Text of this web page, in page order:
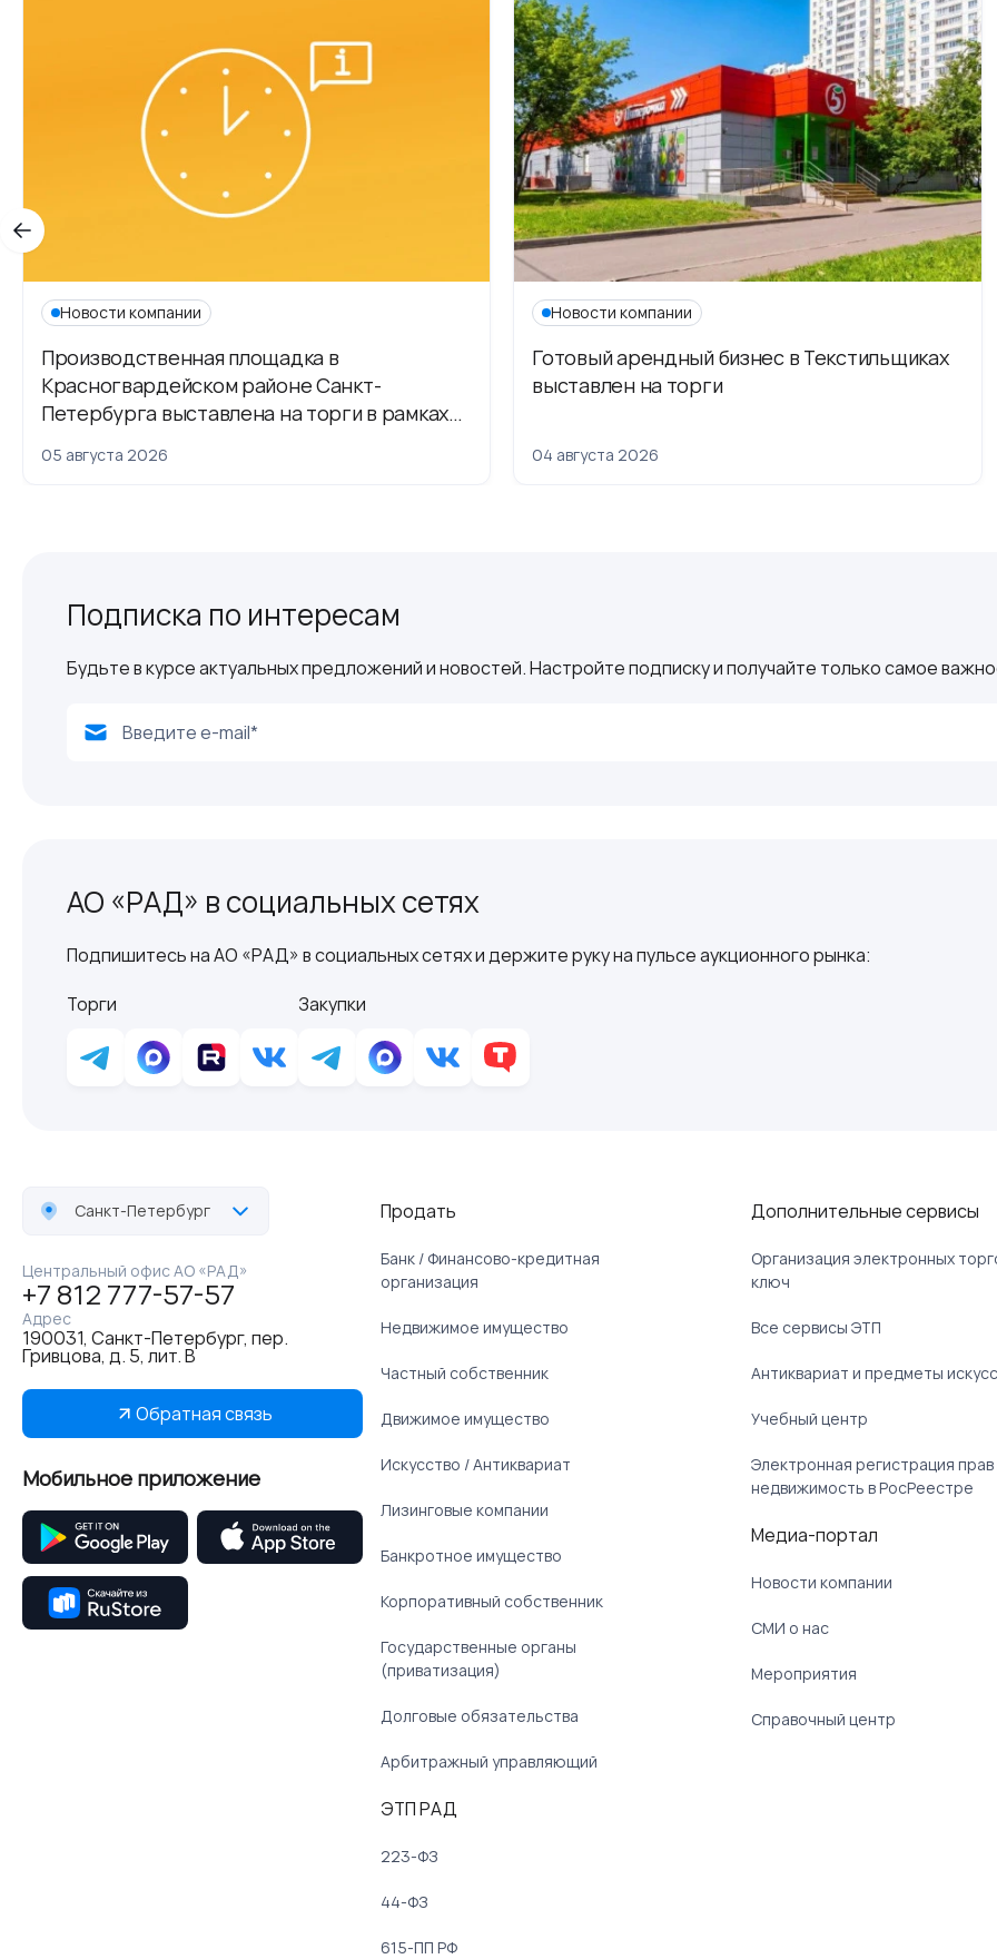
Новости компании
Производственная площадка в
Красногвардейском районе Санкт-
Петербурга выставлена на торги в рамках
05 августа 2026
Новости компании
Готовый арендный бизнес в Текстильщиках
выставлен на торги
04 августа 2026
Подписка по интересам
Будьте в курсе актуальных предложений и новостей. Настройте подписку и получайте только самое
АО «РАД» в социальных сетях
Подпишитесь на АО «РАД» в социальных сетях и держите руку на пульсе аукционного рынка:
Торги
Закупки
Санкт-Петербург
Центральный офис АО «РАД»
+7 812 777-57-57
Адрес
190031, Санкт-Петербург, пер.
Гривцова, д. 5, лит. В
Обратная связь
Мобильное приложение
Продать
Банк / Финансово-кредитная
организация
Недвижимое имущество
Частный собственник
Движимое имущество
Искусство / Антиквариат
Лизинговые компании
Банкротное имущество
Корпоративный собственник
Государственные органы
(приватизация)
Долговые обязательства
Арбитражный управляющий
ЭТП РАД
223-ФЗ
44-ФЗ
615-ПП РФ
Дополнительные сервисы
Организация электронных
ключ
Все сервисы ЭТП
Антиквариат и предметы
Учебный центр
Электронная регистрация прав
недвижимость в РосРеестре
Медиа-портал
Новости компании
СМИ о нас
Мероприятия
Справочный центр